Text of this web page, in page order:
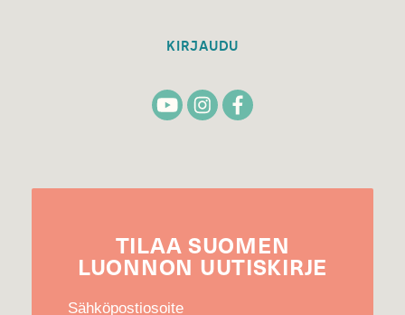
KIRJAUDU
TILAA SUOMEN
LUONNON UUTIS­KIRJE
Sähköpostiosoite